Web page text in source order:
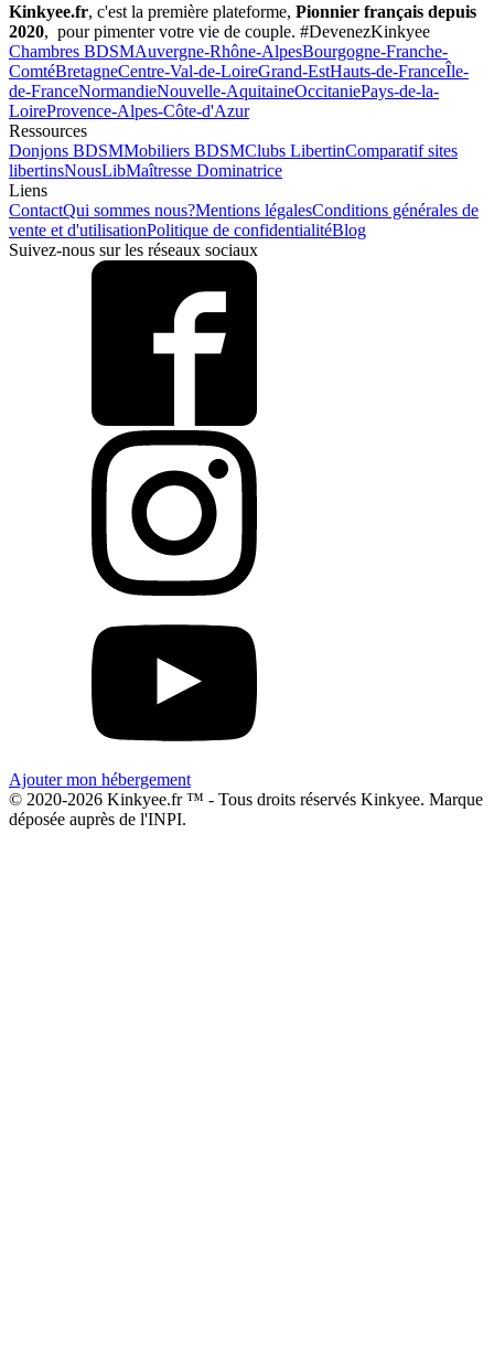
Kinkyee.fr, c'est la première plateforme, Pionnier français depuis
2020, pour pimenter votre vie de couple. #DevenezKinkyee
Chambres BDSMAuvergne-Rhône-AlpesBourgogne-Franche-
ComtéBretagneCentre-Val-de-LoireGrand-EstHauts-de-FranceÎle-
de-FranceNormandieNouvelle-AquitaineOccitaniePays-de-la-
LoireProvence-Alpes-Côte-d'Azur
Ressources
Donjons BDSMMobiliers BDSMClubs LibertinComparatif sites
libertinsNousLibMaîtresse Dominatrice
Liens
ContactQui sommes nous?Mentions légalesConditions générales de
vente et d'utilisationPolitique de confidentialitéBlog
Suivez-nous sur les réseaux sociaux
Ajouter mon hébergement
© 2020-2026 Kinkyee.fr ™ - Tous droits réservés Kinkyee. Marque
déposée auprès de l'INPI.